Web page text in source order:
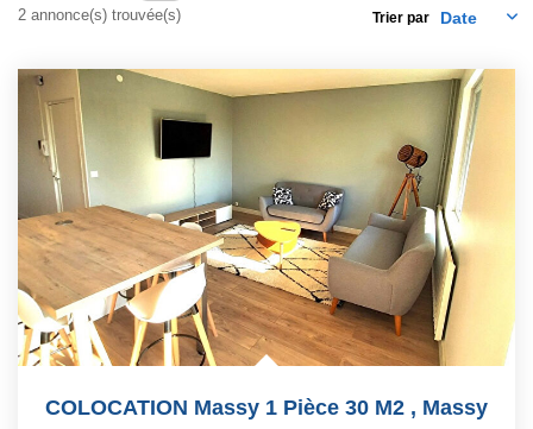
2 annonce(s) trouvée(s) Trier par
COLOCATION Massy 1 Pièce 30 M2 , Massy